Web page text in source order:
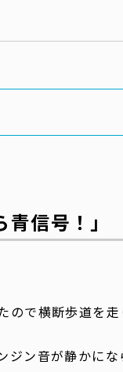
信号！」
で横断歩道を走
ン音が静かにな